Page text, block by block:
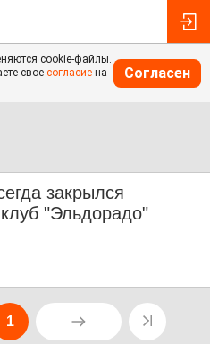
cookie-файлы.
свое согласие на
Согласен
закрылся
"Эльдорадо"
1